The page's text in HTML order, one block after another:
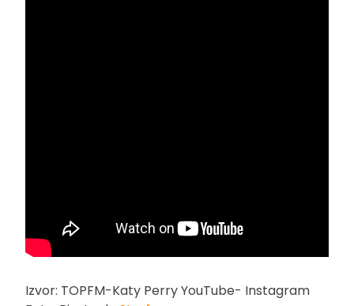
Izvor: TOPFM-Katy Perry YouTube- Instagram